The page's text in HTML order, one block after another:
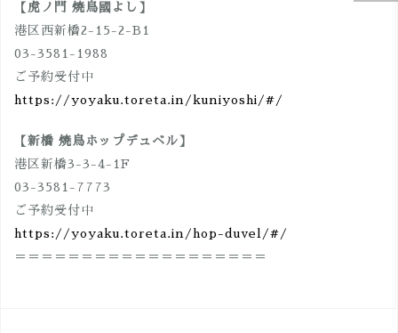
【虎ノ門 焼鳥國よし】
港区西新橋2-15-2-B1
03-3581-1988
ご予約受付中
https://yoyaku.toreta.in/kuniyoshi/#/
【新橋 焼鳥ホップデュベル】
港区新橋3-3-4-1F
03-3581-7773
ご予約受付中
https://yoyaku.toreta.in/hop-duvel/#/
＝＝＝＝＝＝＝＝＝＝＝＝＝＝＝＝＝＝＝